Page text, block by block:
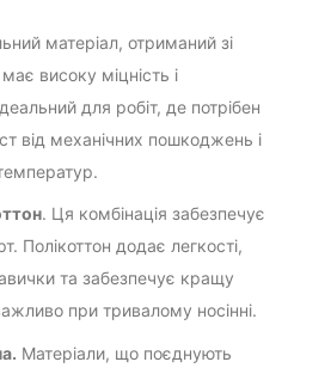
матеріал, отриманий зі
високу міцність і
для робіт, де потрібен
від механічних пошкоджень і
. Ця комбінація забезпечує
Полікоттон додає легкості,
та забезпечує кращу
при тривалому носінні.
Матеріали, що поєднують